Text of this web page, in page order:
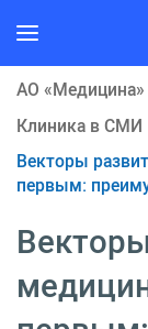
АО «Медицина»
Клиника в СМИ
Векторы
первым: